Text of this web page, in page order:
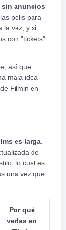
sin anuncios
pelis para
la vez, y si
con "tickets"
así que
mala idea
de Filmin en
es larga.
de
lo cual es
una vez que
Por qué
verlas en